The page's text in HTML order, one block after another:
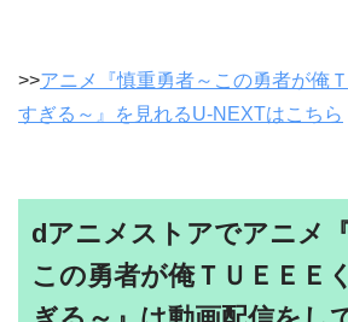
>>アニメ『慎重勇者～この勇者が俺
すぎる～』を見れるU-NEXTはこちら
dアニメストアでアニメ
この勇者が俺ＴＵＥＥＥ